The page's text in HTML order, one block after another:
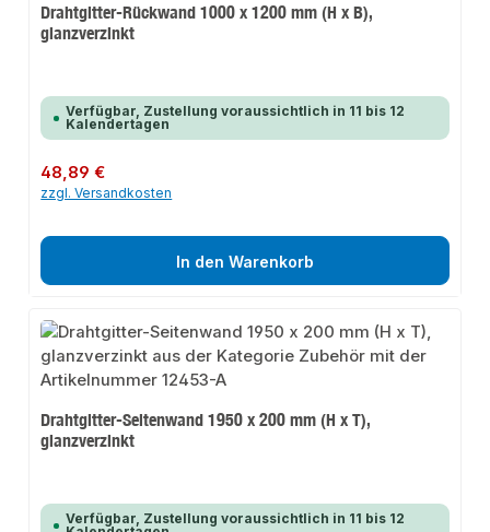
Drahtgitter-Rückwand 1000 x 1200 mm (H x B),
glanzverzinkt
Verfügbar, Zustellung voraussichtlich in 11 bis 12
Kalendertagen
Regulärer Preis:
48,89 €
zzgl. Versandkosten
In den Warenkorb
Drahtgitter-Seitenwand 1950 x 200 mm (H x T),
glanzverzinkt
Verfügbar, Zustellung voraussichtlich in 11 bis 12